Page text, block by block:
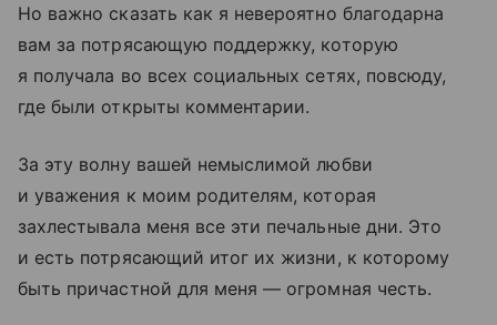
Но важно сказать как я невероятно благодарна
вам за потрясающую поддержку, которую
я получала во всех социальных сетях, повсюду,
где были открыты комментарии.
За эту волну вашей немыслимой любви
и уважения к моим родителям, которая
захлестывала меня все эти печальные дни. Это
и есть потрясающий итог их жизни, к которому
быть причастной для меня — огромная честь.